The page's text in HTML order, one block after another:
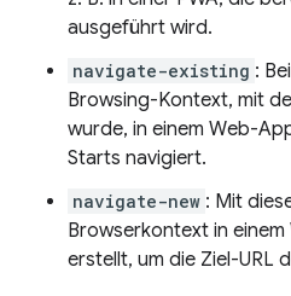
ausgeführt wird.
navigate-existing :
Browsing-Kontext, mit
wurde, in einem Web-
Starts navigiert.
navigate-new : Mit
Browserkontext in
erstellt, um die Ziel-URL